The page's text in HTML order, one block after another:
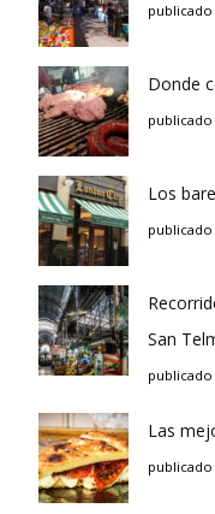
Donde
publicado
Los
San
publicado
Las
publicado